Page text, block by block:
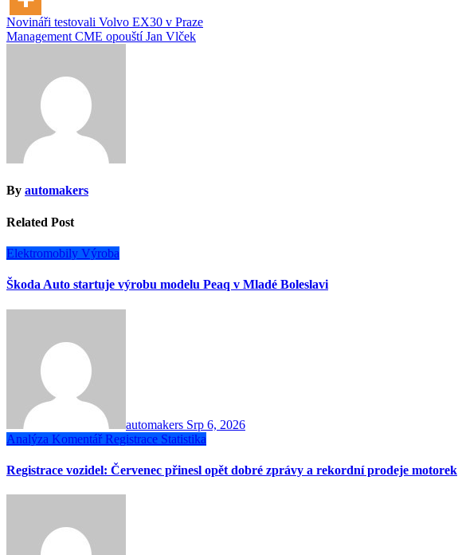
Navigace
pro
Novináři testovali Volvo EX30 v Praze
Management CME opouští Jan Vlček
By automakers
Related Post
Elektromobily Výroba
Škoda Auto startuje výrobu modelu Peaq v Mladé Boleslavi
automakers Srp 6, 2026
Analýza Komentář Registrace Statistika
Registrace vozidel: Červenec přinesl opět dobré zprávy a rekordní prodeje motorek